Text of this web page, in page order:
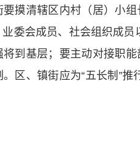
摸清辖区内村（居）小组
委会成员、社会组织成员
到基层；要主动对接职
区、镇街应为“五长制”